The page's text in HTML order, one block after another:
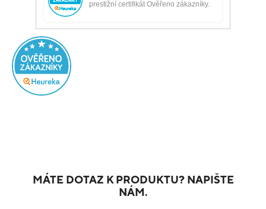
MÁTE DOTAZ K PRODUKTU? NAPIŠTE
NÁM.